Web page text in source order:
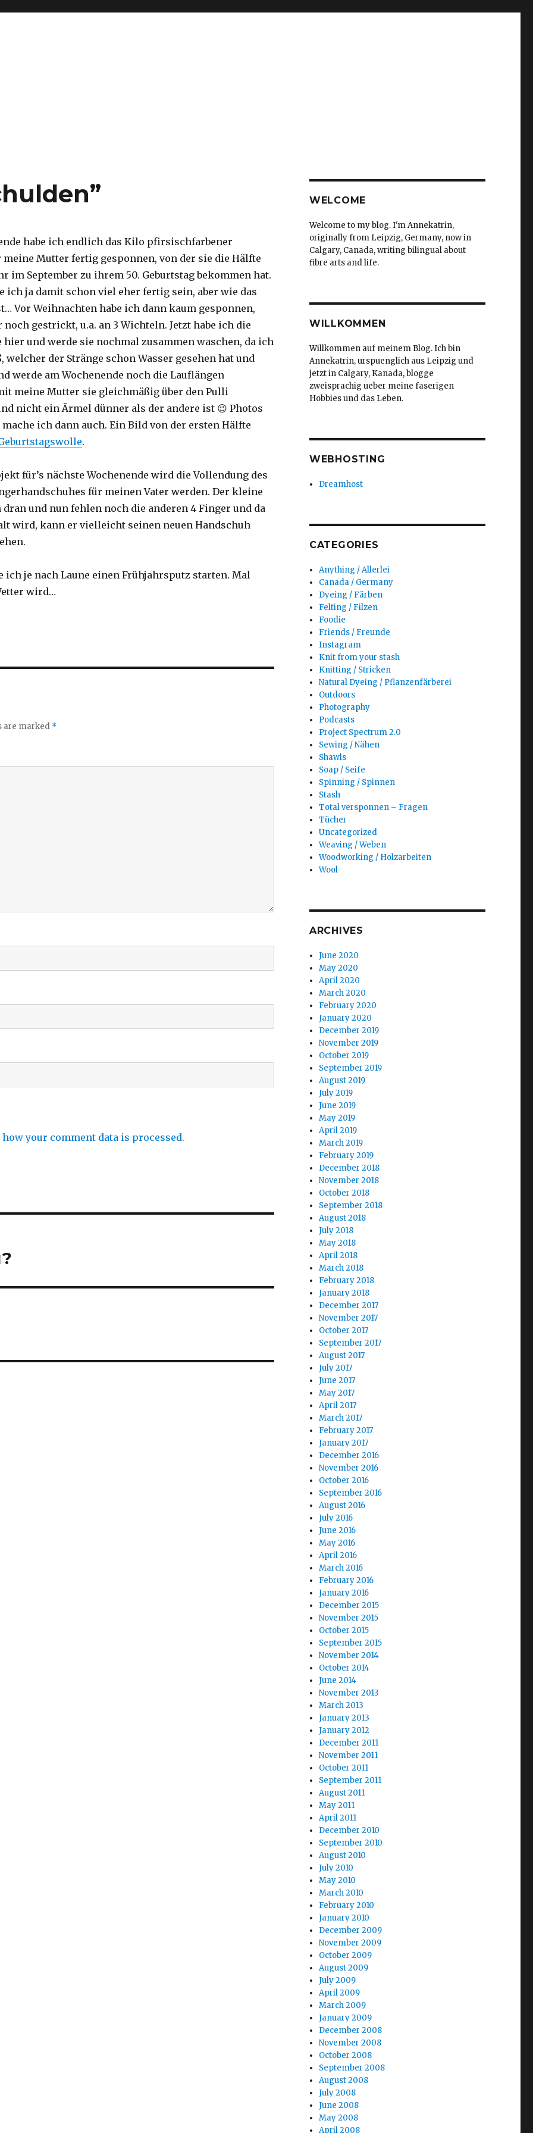
habe ich endlich das Kilo pfirsischfarbener
Mutter fertig gesponnen, von der sie die Hälfte
im September zu ihrem 50. Geburtstag bekommen hat.
ich ja damit schon viel eher fertig sein, aber wie das
Vor Weihnachten habe ich dann kaum gesponnen,
gestrickt, u.a. an 3 Wichteln. Jetzt habe ich die
und werde sie nochmal zusammen waschen, da ich
welcher der Stränge schon Wasser gesehen hat und
werde am Wochenende noch die Lauflängen
meine Mutter sie gleichmäßig über den Pulli
nicht ein Ärmel dünner als der andere ist 😉 Photos
ich dann auch. Ein Bild von der ersten Hälfte
.
für’s nächste Wochenende wird die Vollendung des
für meinen Vater werden. Der kleine
und nun fehlen noch die anderen 4 Finger und da
wird, kann er vielleicht seinen neuen Handschuh
ich je nach Laune einen Frühjahrsputz starten. Mal
wird…
are marked *
how your comment data is processed.
WELCOME
Welcome to my blog. I'm Annekatrin,
originally from Leipzig, Germany, now in
Calgary, Canada, writing bilingual about
fibre arts and life.
WILLKOMMEN
Willkommen auf meinem Blog. Ich bin
Annekatrin, urspuenglich aus Leipzig und
jetzt in Calgary, Kanada, blogge
zweisprachig ueber meine faserigen
Hobbies und das Leben.
WEBHOSTING
Dreamhost
CATEGORIES
Anything / Allerlei
Canada / Germany
Dyeing / Färben
Felting / Filzen
Foodie
Friends / Freunde
Instagram
Knit from your stash
Knitting / Stricken
Natural Dyeing / Pflanzenfärberei
Outdoors
Photography
Podcasts
Project Spectrum 2.0
Sewing / Nähen
Shawls
Soap / Seife
Spinning / Spinnen
Stash
Total versponnen – Fragen
Tücher
Uncategorized
Weaving / Weben
Woodworking / Holzarbeiten
Wool
ARCHIVES
June 2020
May 2020
April 2020
March 2020
February 2020
January 2020
December 2019
November 2019
October 2019
September 2019
August 2019
July 2019
June 2019
May 2019
April 2019
March 2019
February 2019
December 2018
November 2018
October 2018
September 2018
August 2018
July 2018
May 2018
April 2018
March 2018
February 2018
January 2018
December 2017
November 2017
October 2017
September 2017
August 2017
July 2017
June 2017
May 2017
April 2017
March 2017
February 2017
January 2017
December 2016
November 2016
October 2016
September 2016
August 2016
July 2016
June 2016
May 2016
April 2016
March 2016
February 2016
January 2016
December 2015
November 2015
October 2015
September 2015
November 2014
October 2014
June 2014
November 2013
March 2013
January 2013
January 2012
December 2011
November 2011
October 2011
September 2011
August 2011
May 2011
April 2011
December 2010
September 2010
August 2010
July 2010
May 2010
March 2010
February 2010
January 2010
December 2009
November 2009
October 2009
August 2009
July 2009
April 2009
March 2009
January 2009
December 2008
November 2008
October 2008
September 2008
August 2008
July 2008
June 2008
May 2008
April 2008